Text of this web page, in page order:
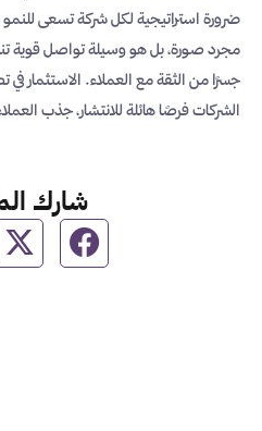
ضرورة استراتيجية لكل شركة تسعى
مجرد صورة، بل هو وسيلة تواصل قوية
جسرًا من الثقة مع العملاء. الاستثمار في
الشركات فرصًا هائلة للانتشار، جذب
شارك